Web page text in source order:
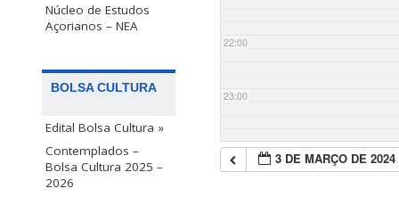
Núcleo de Estudos
Açorianos – NEA
BOLSA CULTURA
Edital Bolsa Cultura »
Contemplados –
Bolsa Cultura 2025 –
2026
22:00
23:00
3 DE MARÇO DE 2024